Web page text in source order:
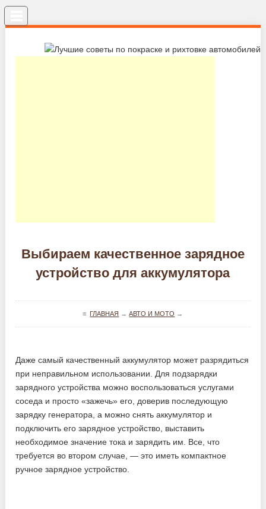
Выбираем качественное зарядное
устройство для аккумулятора
≡ ГЛАВНАЯ →АВТО И МОТО →
Даже самый качественный аккумулятор может разрядиться
при неправильном использовании. Для подзарядки
зарядного устройства можно воспользоваться услугами
соседа и просто «зажечь» его, доверив последующую
зарядку генератора, а можно снять аккумулятор и
подключить его зарядное устройство, выставить
необходимое значение тока и зарядить им. Все, что
требуется во втором случае, — это иметь компактное
ручное зарядное устройство.